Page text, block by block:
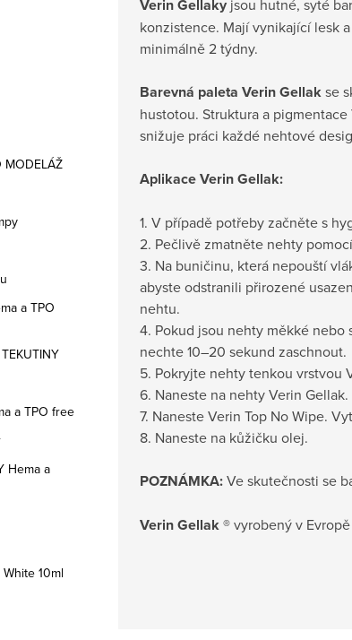
MODELÁŽ
a TPO
a TPO free
Hema a
10ml
Verin Gellaky jsou hutné, syté
konzistence. Mají vynikající lesk
minimálně 2 týdny.
Barevná paleta Verin Gellakse
hustotou. Struktura a
snižuje práci každé nehtové
Aplikace Verin Gellak:
1. V případě potřeby začněte s
2. Pečlivě zmatněte nehty
3. Na buničinu, která nepouští
abyste odstranili přirozené
nehtu.
4. Pokud jsou nehty měkké nebo
nechte 10–20 sekund zaschnout.
5. Pokryjte nehty tenkou vrstvou
6. Naneste na nehty Verin
7. Naneste Verin Top No Wipe.
8. Naneste na kůžičku olej.
POZNÁMKA:Ve skutečnosti se
Verin Gellak ®vyrobený v Evropě